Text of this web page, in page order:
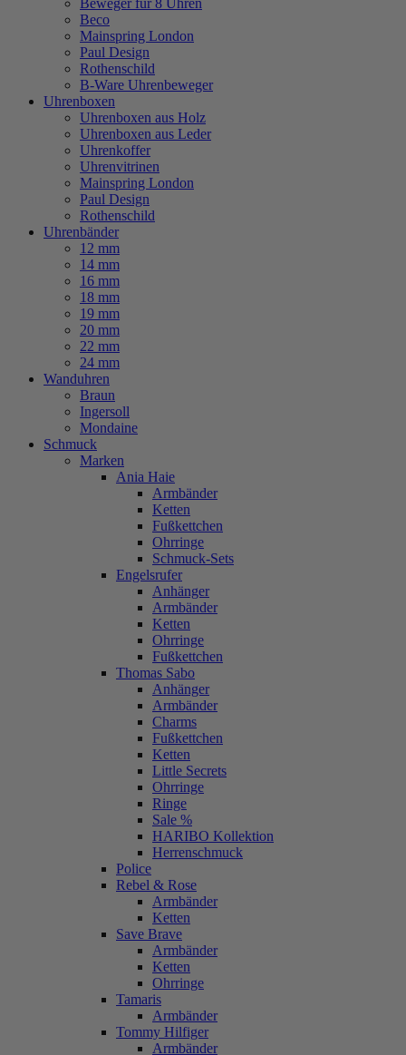
Beweger für 8 Uhren
Beco
Mainspring London
Paul Design
Rothenschild
B-Ware Uhrenbeweger
Uhrenboxen
Uhrenboxen aus Holz
Uhrenboxen aus Leder
Uhrenkoffer
Uhrenvitrinen
Mainspring London
Paul Design
Rothenschild
Uhrenbänder
12 mm
14 mm
16 mm
18 mm
19 mm
20 mm
22 mm
24 mm
Wanduhren
Braun
Ingersoll
Mondaine
Schmuck
Marken
Ania Haie
Armbänder
Ketten
Fußkettchen
Ohrringe
Schmuck-Sets
Engelsrufer
Anhänger
Armbänder
Ketten
Ohrringe
Fußkettchen
Thomas Sabo
Anhänger
Armbänder
Charms
Fußkettchen
Ketten
Little Secrets
Ohrringe
Ringe
Sale %
HARIBO Kollektion
Herrenschmuck
Police
Rebel & Rose
Armbänder
Ketten
Save Brave
Armbänder
Ketten
Ohrringe
Tamaris
Armbänder
Tommy Hilfiger
Armbänder